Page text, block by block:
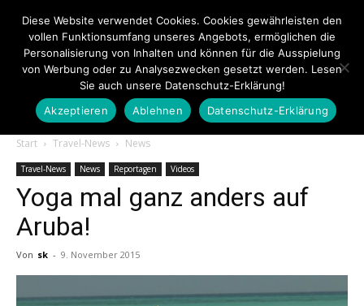
Touristiknews.de
|
Start Travel-News News
Travel-News News Reportagen Videos
Yoga mal ganz anders auf
Aruba!
Von sk - 9. November 2015
Diese Website verwendet Cookies. Cookies gewährleisten den
vollen Funktionsumfang unseres Angebots, ermöglichen die
Personalisierung von Inhalten und können für die Ausspielung
von Werbung oder zu Analysezwecken gesetzt werden. Lesen
Sie auch unsere Datenschutz-Erklärung!
Akzeptieren
Ablehnen Datenschutz-Erklärung